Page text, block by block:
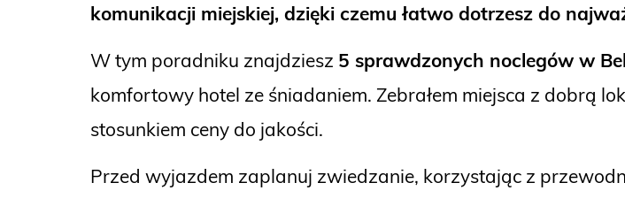
komunikacji miejskiej, dzięki czemu łatwo dotrzesz do
W tym poradniku znajdziesz 5 sprawdzonych noclegów w
komfortowy hotel ze śniadaniem. Zebrałem miejsca z dobrą
stosunkiem ceny do jakości.
Przed wyjazdem zaplanuj zwiedzanie, korzystając z